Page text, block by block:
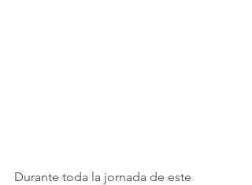
Durante toda la jornada de este